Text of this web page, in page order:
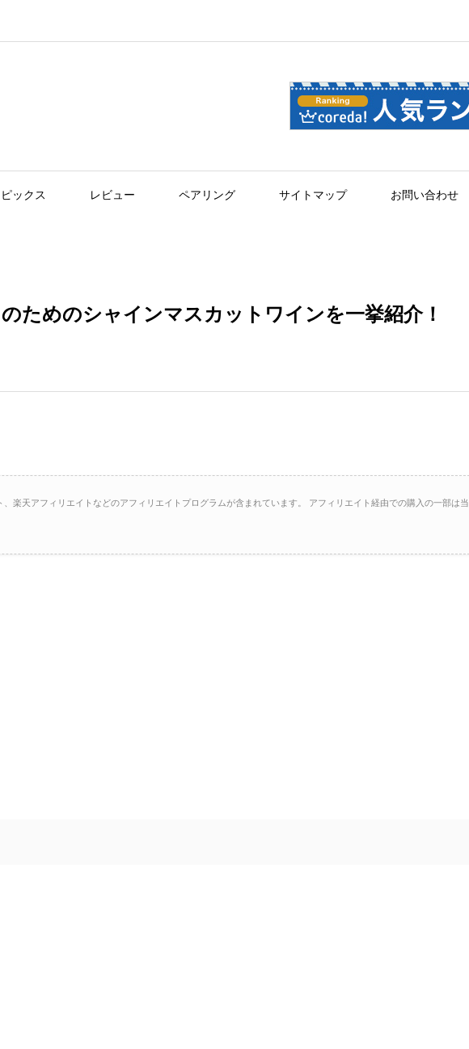
ピックス レビュー ペアリング サイトマップ お問い合わせ
ためのシャインマスカットワインを一挙紹介！
楽天アフィリエイトなどのアフィリエイトプログラムが含まれています。 アフィリエイト経由での購入の一部は当